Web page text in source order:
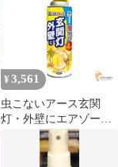
¥ 3,561
虫こないアース玄関
灯・外壁にエアゾール
4個セット まとめ売り